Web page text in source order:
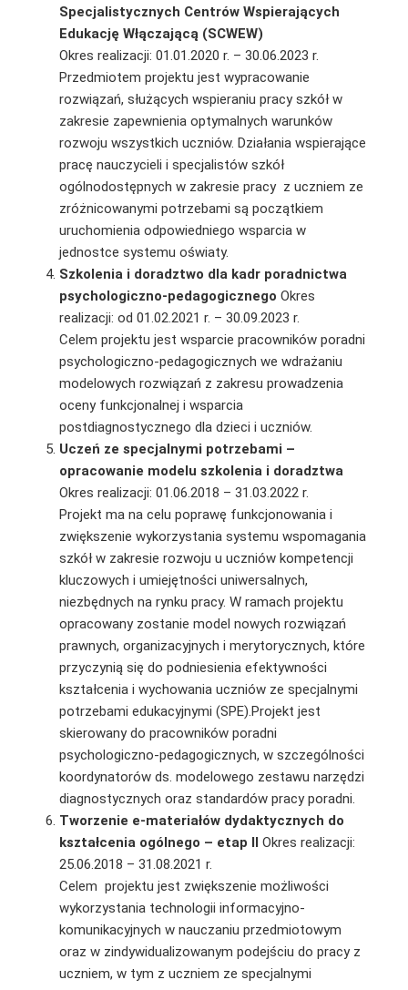
Specjalistycznych Centrów Wspierających
Edukację Włączającą (SCWEW)
Okres realizacji: 01.01.2020 r. – 30.06.2023 r.
Przedmiotem projektu jest wypracowanie
rozwiązań, służących wspieraniu pracy szkół w
zakresie zapewnienia optymalnych warunków
rozwoju wszystkich uczniów. Działania wspierające
pracę nauczycieli i specjalistów szkół
ogólnodostępnych w zakresie pracy z uczniem ze
zróżnicowanymi potrzebami są początkiem
uruchomienia odpowiedniego wsparcia w
jednostce systemu oświaty.
Szkolenia i doradztwo dla kadr poradnictwa
psychologiczno-pedagogicznego Okres
realizacji: od 01.02.2021 r. – 30.09.2023 r.
Celem projektu jest wsparcie pracowników poradni
psychologiczno-pedagogicznych we wdrażaniu
modelowych rozwiązań z zakresu prowadzenia
oceny funkcjonalnej i wsparcia
postdiagnostycznego dla dzieci i uczniów.
Uczeń ze specjalnymi potrzebami –
opracowanie modelu szkolenia i doradztwa
Okres realizacji: 01.06.2018 – 31.03.2022 r.
Projekt ma na celu poprawę funkcjonowania i
zwiększenie wykorzystania systemu wspomagania
szkół w zakresie rozwoju u uczniów kompetencji
kluczowych i umiejętności uniwersalnych,
niezbędnych na rynku pracy. W ramach projektu
opracowany zostanie model nowych rozwiązań
prawnych, organizacyjnych i merytorycznych, które
przyczynią się do podniesienia efektywności
kształcenia i wychowania uczniów ze specjalnymi
potrzebami edukacyjnymi (SPE).Projekt jest
skierowany do pracowników poradni
psychologiczno-pedagogicznych, w szczególności
koordynatorów ds. modelowego zestawu narzędzi
diagnostycznych oraz standardów pracy poradni.
Tworzenie e-materiałów dydaktycznych do
kształcenia ogólnego – etap II Okres realizacji:
25.06.2018 – 31.08.2021 r.
Celem projektu jest zwiększenie możliwości
wykorzystania technologii informacyjno-
komunikacyjnych w nauczaniu przedmiotowym
oraz w zindywidualizowanym podejściu do pracy z
uczniem, w tym z uczniem ze specjalnymi